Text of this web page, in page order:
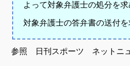
よって対象弁護士の処分を求
対象弁護士の答弁書の送付を
参照 日刊スポーツ ネットニ